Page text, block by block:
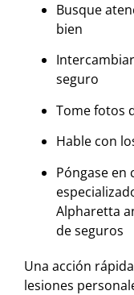
Busque
bien
seguro
Tome fotos
Hable con
Póngase en
Alpharetta
de seguros
Una acción
lesiones